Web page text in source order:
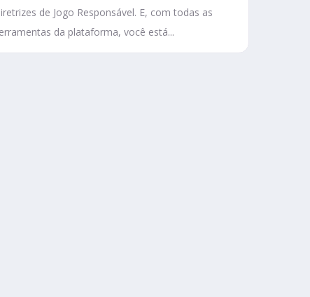
de Jogo Responsável. E, com todas as
da plataforma, você está...